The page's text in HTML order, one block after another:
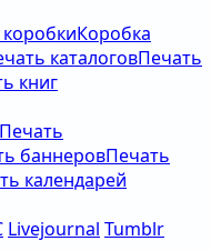
Коробка
каталоговПечать
книг
Печать
баннеровПечать
календарей
Livejournal Tumblr